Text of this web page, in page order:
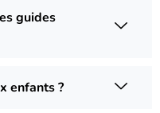
guides
enfants ?